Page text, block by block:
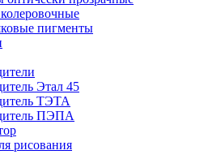
пигменты
Этал 45
ТЭТА
ПЭПА
рисования